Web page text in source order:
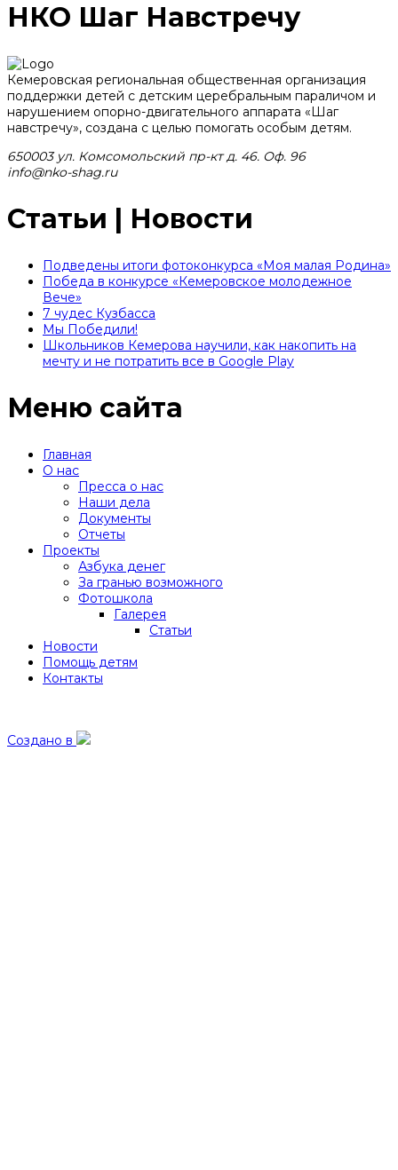
НКО Шаг Навстречу
Кемеровская региональная общественная организация
поддержки детей с детским церебральным параличом и
нарушением опорно-двигательного аппарата «Шаг
навстречу», создана с целью помогать особым детям.
650003 ул. Комсомольский пр-кт д. 46. Оф. 96
info@nko-shag.ru
Статьи | Новости
Подведены итоги фотоконкурса «Моя малая Родина»
Победа в конкурсе «Кемеровское молодежное
Вече»
7 чудес Кузбасса
Мы Победили!
Школьников Кемерова научили, как накопить на
мечту и не потратить все в Google Play
Меню сайта
Главная
О нас
Пресса о нас
Наши дела
Документы
Отчеты
Проекты
Азбука денег
За гранью возможного
Фотошкола
Галерея
Статьи
Новости
Помощь детям
Контакты
Создано в